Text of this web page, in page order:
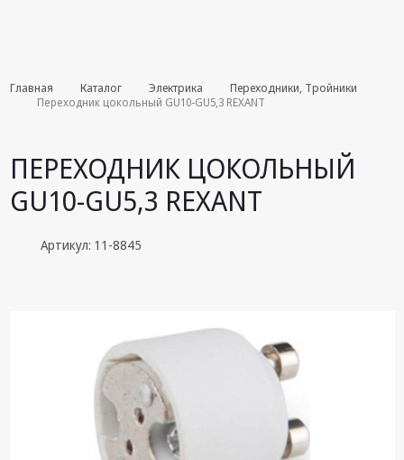
Комплекты
августа
оборудование
Android TV
приставки
Блоки питания,
Сетевые
управления
Спутниковое
оборудование
Кронштейны
под ТВ, ЖК, СВЧ
Главная Каталог Электрика
Переходники, Тройники
Переходник цокольный GU10-GU5,3 REXANT
ПЕРЕХОДНИК ЦОКОЛЬНЫЙ
GU10-GU5,3 REXANT
Артикул: 11-8845